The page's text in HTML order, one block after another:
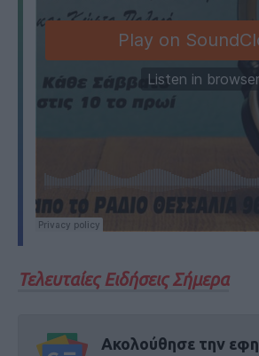
Τελευταίες Ειδήσεις Σήμερα
Ακολούθησε την